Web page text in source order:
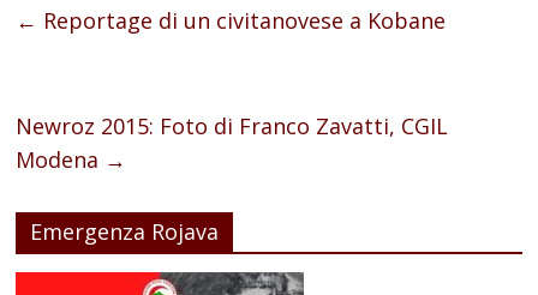
← Reportage di un civitanovese a Kobane
Newroz 2015: Foto di Franco Zavatti, CGIL
Modena →
Emergenza Rojava